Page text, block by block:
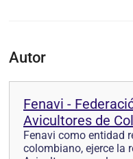
Autor
Fenavi -
Avicultores de
Fenavi como entidad
colombiano, ejerce la